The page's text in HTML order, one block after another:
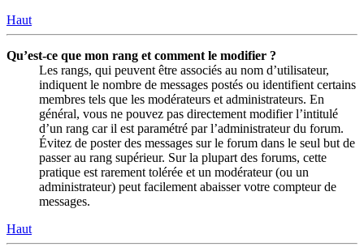
Haut
Qu’est-ce que mon rang et comment le modifier ?
Les rangs, qui peuvent être associés au nom d’utilisateur,
indiquent le nombre de messages postés ou identifient certains
membres tels que les modérateurs et administrateurs. En
général, vous ne pouvez pas directement modifier l’intitulé
d’un rang car il est paramétré par l’administrateur du forum.
Évitez de poster des messages sur le forum dans le seul but de
passer au rang supérieur. Sur la plupart des forums, cette
pratique est rarement tolérée et un modérateur (ou un
administrateur) peut facilement abaisser votre compteur de
messages.
Haut